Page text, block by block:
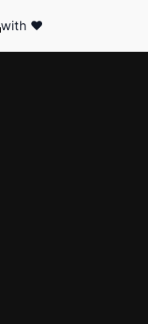
with ❤️